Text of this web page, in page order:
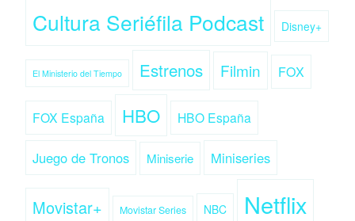
Cultura Seriéfila Podcast Disney+
El Ministerio del Tiempo Estrenos Filmin FOX
FOX España HBO HBO España
Juego de Tronos Miniserie Miniseries
Movistar+ Movistar Series NBC Netflix